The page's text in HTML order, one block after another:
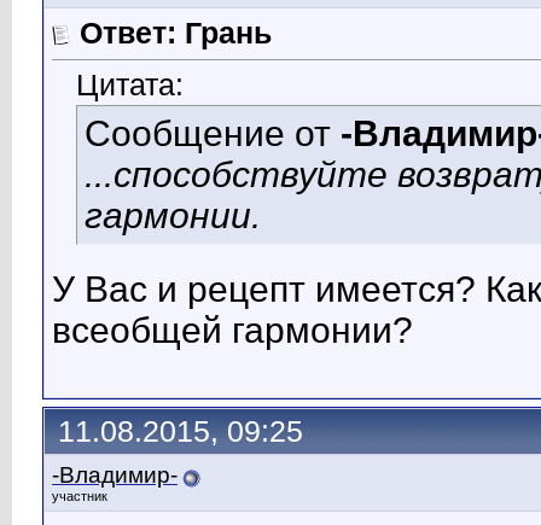
Ответ: Грань
Цитата:
Сообщение от -
...способствуйте
гармонии.
У Вас и рецепт имеется?
всеобщей гармонии?
11.08.2015, 09:25
-Владимир-
участник